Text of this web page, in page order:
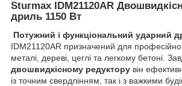
Sturmax IDM21120AR
дриль 1150 Вт
Потужний і функціональний ударний
IDM21120AR призначений для
металі, дереві, цеглі та легкому бетоні.
двошвидкісному редуктору він
із точним свердлінням, так і з важкими